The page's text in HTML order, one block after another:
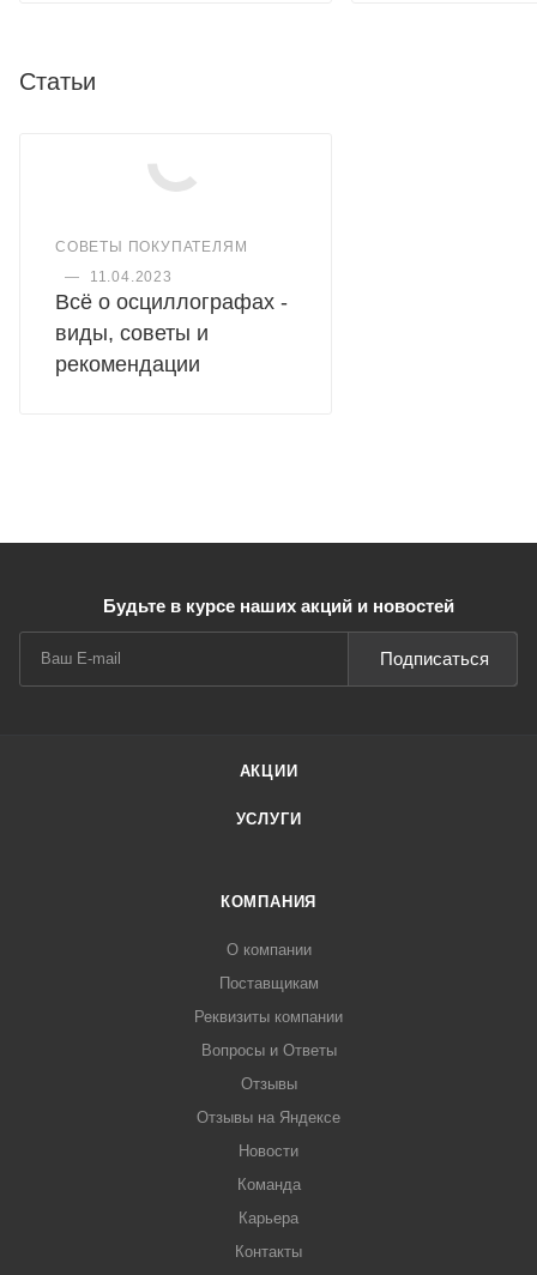
Статьи
СОВЕТЫ ПОКУПАТЕЛЯМ
—
11.04.2023
Всё о осциллографах -
виды, советы и
рекомендации
Будьте в курсе наших акций и новостей
Подписаться
АКЦИИ
УСЛУГИ
КОМПАНИЯ
О компании
Поставщикам
Реквизиты компании
Вопросы и Ответы
Отзывы
Отзывы на Яндексе
Новости
Команда
Карьера
Контакты